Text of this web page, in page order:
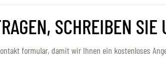
SCHREIBEN SIE
formular, damit wir Ihnen ein kostenloses